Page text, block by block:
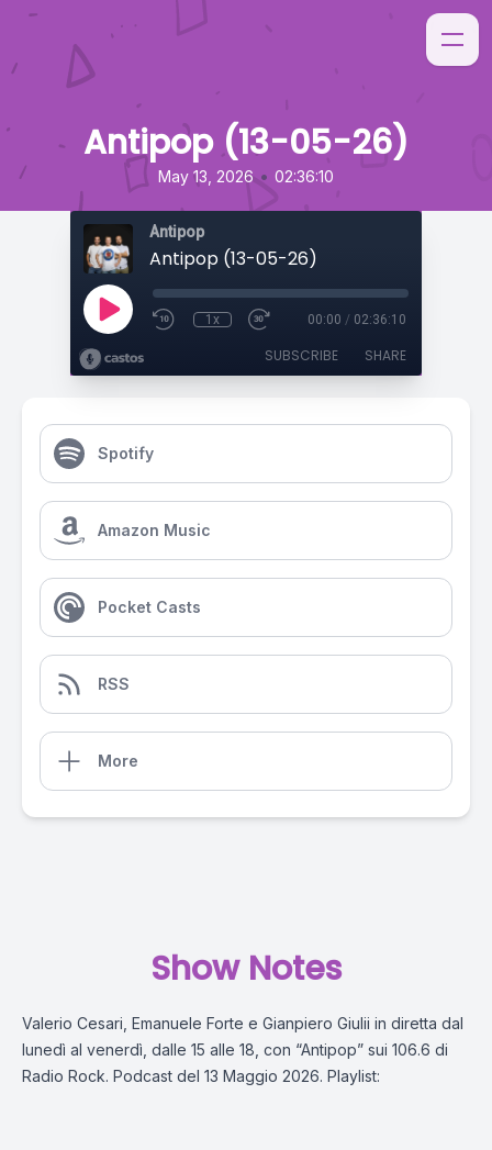
Antipop (13-05-26)
May 13, 2026 • 02:36:10
Antipop
Antipop (13-05-26)
1x 00:00 / 02:36:10
SUBSCRIBE SHARE
Spotify
Amazon Music
Pocket Casts
RSS
More
Show Notes
Valerio Cesari, Emanuele Forte e Gianpiero Giulii in diretta dal
lunedì al venerdì, dalle 15 alle 18, con “Antipop” sui 106.6 di
Radio Rock. Podcast del 13 Maggio 2026. Playlist: